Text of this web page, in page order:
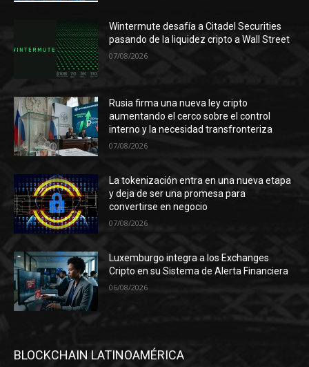
Wintermute desafía a Citadel Securities
pasando de la liquidez cripto a Wall Street
07/08/2026
Rusia firma una nueva ley cripto
aumentando el cerco sobre el control
interno y la necesidad transfronteriza
07/08/2026
La tokenización entra en una nueva etapa
y deja de ser una promesa para
convertirse en negocio
07/08/2026
Luxemburgo integra a los Exchanges
Cripto en su Sistema de Alerta Financiera
06/08/2026
BLOCKCHAIN LATINOAMÉRICA